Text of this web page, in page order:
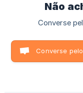
Não
Converse
Converse